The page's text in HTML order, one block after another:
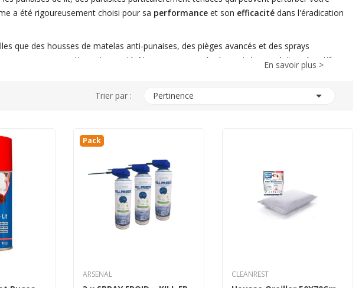
a été rigoureusement choisi pour sa performance et son efficacité dans l'éradication
que des housses de matelas anti-punaises, des pièges avancés et des sprays
sans compromettre votre santé. Nous proposons également des produits préventifs
peuvent également affecter la qualité de votre repos et de votre quotidien. Nos
En savoir plus >
Trier par : Pertinence 
Pack
ARSENAL CLEANREST